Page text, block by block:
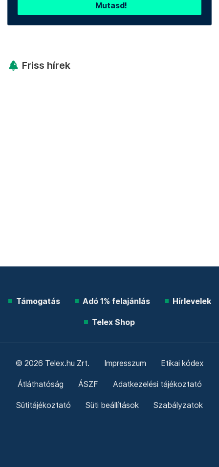
Mutasd!
Friss hírek
Támogatás Adó 1% felajánlás Hírlevelek
Telex Shop
© 2026 Telex.hu Zrt. Impresszum Etikai kódex
Átláthatóság ÁSZF Adatkezelési tájékoztató
Sütitájékoztató Süti beállítások Szabályzatok